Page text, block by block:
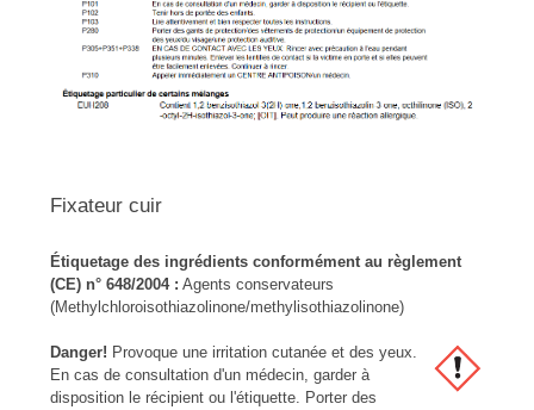
Fixateur cuir
Étiquetage des ingrédients conformément au règlement
(CE) n° 648/2004 : Agents conservateurs
(Methylchloroisothiazolinone/methylisothiazolinone)
Danger! Provoque une irritation cutanée et des yeux.
En cas de consultation d'un médecin, garder à
disposition le récipient ou l'étiquette. Porter des